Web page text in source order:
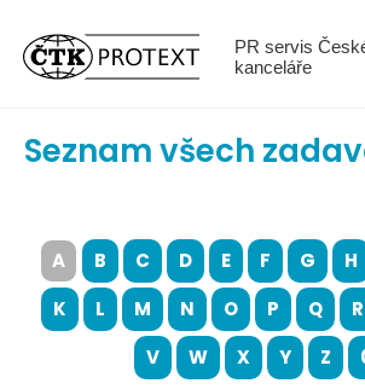
PR servis
kanceláře
Seznam všech
A B C D E F G H
K
L M N O P Q R
V
W X Y Z